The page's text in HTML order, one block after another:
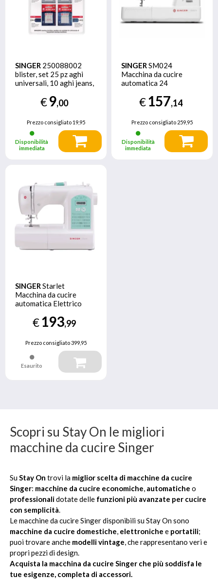
SINGER 250088002
blister, set 25 pz aghi
universali, 10 aghi jeans,
macchina da cucire
€9,00
Prezzo consigliato19,95
Disponibilità
immediata
SINGERSM024
Macchina da cucire
automatica 24
Rosso€157,14
Prezzo consigliato 259,95
Disponibilità
immediata
SINGERStarlet
Macchina da cucire
automatica Elettrico
€193,99
Prezzo consigliato399,95
Esaurito
Scopri su Stay On le migliori
macchine da cucire Singer
SuStay On trovi la miglior scelta di macchine da cucire
Singer: macchine da cucire economiche, automatiche o
professionalidotate delle funzioni più avanzate per cucire
con semplicità.
Le macchine da cucire Singer disponibili su Stay On sono
macchine da cucire domestiche, elettroniche e portatili;
puoi trovare anche modelli vintage, che rappresentano veri e
propri pezzi di design.
Acquista la macchina da cucire Singer che più soddisfa le
tue esigenze, completa di accessori.